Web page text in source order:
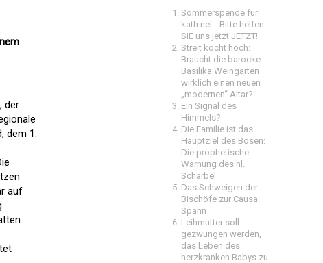
der
dem 1.
auf
Sommerspende für
kath.net - Bitte helfen
SIE uns jetzt JETZT!
Streit kocht hoch:
Braucht die barocke
Basilika Weingarten
wirklich einen neuen
„modernen“ Altar?
Ein Signal des
Himmels?
Die Familie ist das
Hauptziel des Bösen:
Die prophetische
Warnung des hl.
Scharbel
Das Schweigen der
Bischöfe zur Causa
Spahn
Leihmutter soll
gezwungen werden,
das Leben des
herzkranken Babys zu